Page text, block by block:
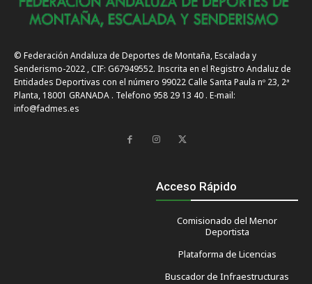
© Federación Andaluza de Deportes de Montaña, Escalada y
Senderismo-2022 , CIF: G67949552. Inscrita en el Registro Andaluz de
Entidades Deportivas con el número 99022 Calle Santa Paula nº 23, 2ª
Planta, 18001 GRANADA . Telefono 958 29 13 40 . E-mail:
info@fadmes.es
Acceso Rápido
Comisionado del Menor
Deportista
Plataforma de Licencias
Buscador de Infraestructuras